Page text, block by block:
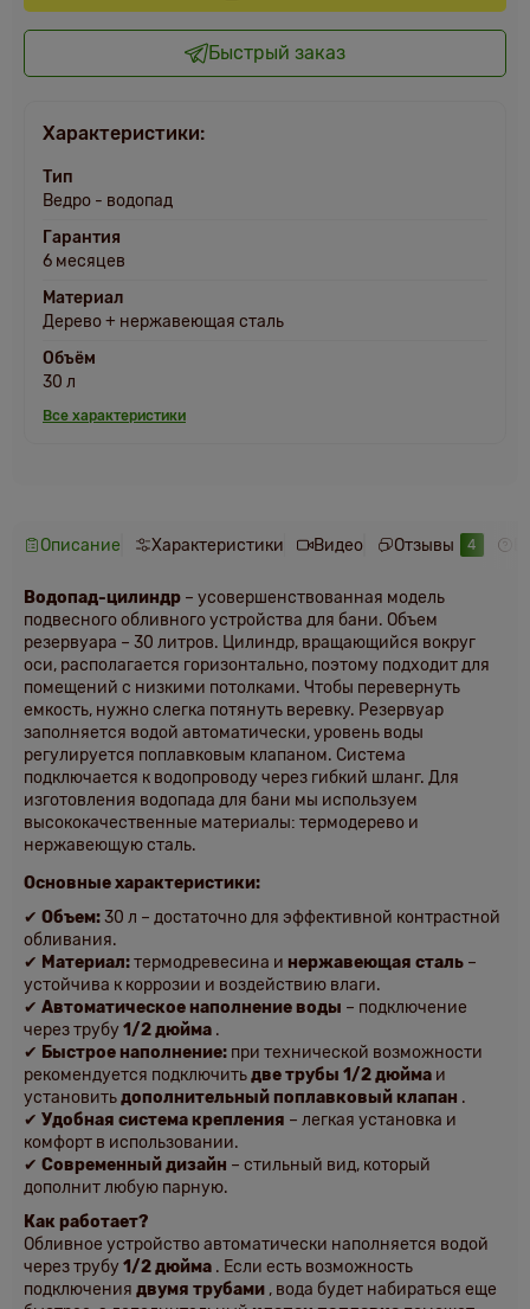
Быстрый заказ
Характеристики:
Тип
Ведро - водопад
Гарантия
6 месяцев
Материал
Дерево + нержавеющая сталь
Объём
30 л
Все характеристики
Описание Характеристики Видео Отзывы 4
Водопад-цилиндр – усовершенствованная модель
подвесного обливного устройства для бани. Объем
резервуара – 30 литров. Цилиндр, вращающийся вокруг
оси, располагается горизонтально, поэтому подходит для
помещений с низкими потолками. Чтобы перевернуть
емкость, нужно слегка потянуть веревку. Резервуар
заполняется водой автоматически, уровень воды
регулируется поплавковым клапаном. Система
подключается к водопроводу через гибкий шланг. Для
изготовления водопада для бани мы используем
высококачественные материалы: термодерево и
нержавеющую сталь.
Основные характеристики:
✔ Объем:30 л – достаточно для эффективной контрастной
обливания.
✔ Материал:термодревесина и нержавеющая сталь –
устойчива к коррозии и воздействию влаги.
✔ Автоматическое наполнение воды – подключение
через трубу 1/2 дюйма .
✔ Быстрое наполнение: при технической возможности
рекомендуется подключитьдве трубы 1/2 дюйма и
установитьдополнительный поплавковый клапан .
✔ Удобная система крепления – легкая установка и
комфорт в использовании.
✔ Современный дизайн – стильный вид, который
дополнит любую парную.
Как работает?
Обливное устройство автоматически наполняется водой
через трубу 1/2 дюйма . Если есть возможность
подключения двумя трубами , вода будет набираться еще